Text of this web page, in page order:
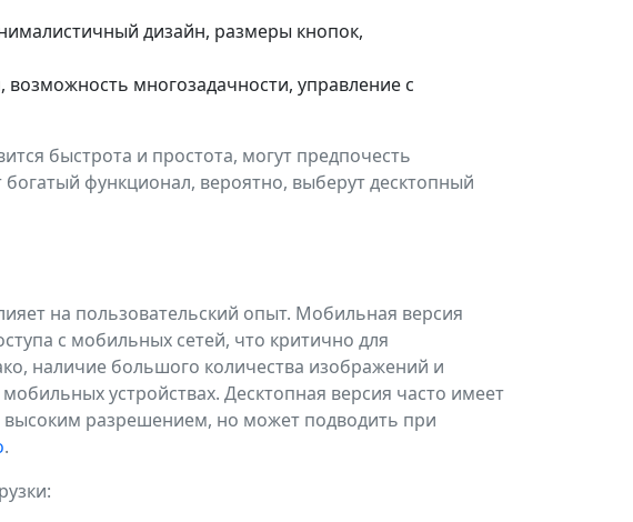
дизайн, размеры кнопок,
возможность многозадачности, управление с
быстрота и простота, могут предпочесть
функционал, вероятно, выберут десктопный
на пользовательский опыт. Мобильная версия
с мобильных сетей, что критично для
наличие большого количества изображений и
устройствах. Десктопная версия часто имеет
высоким разрешением, но может подводить при
.